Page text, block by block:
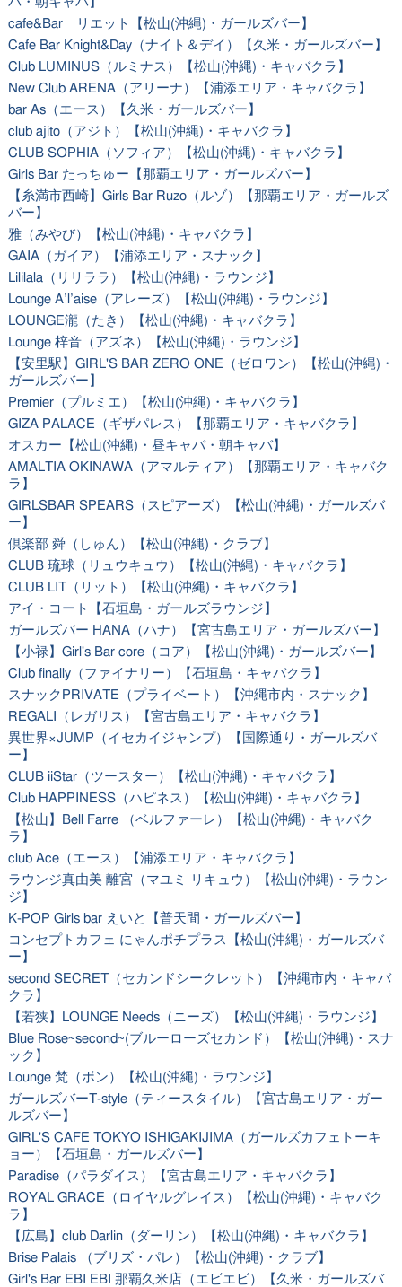
cafe&Bar リエット【松山(沖縄)・ガールズバー】
Cafe Bar Knight&Day（ナイト＆デイ）【久米・ガールズバー】
Club LUMINUS（ルミナス）【松山(沖縄)・キャバクラ】
New Club ARENA（アリーナ）【浦添エリア・キャバクラ】
bar As（エース）【久米・ガールズバー】
club ajito（アジト）【松山(沖縄)・キャバクラ】
CLUB SOPHIA（ソフィア）【松山(沖縄)・キャバクラ】
Girls Bar たっちゅー【那覇エリア・ガールズバー】
【糸満市西崎】Girls Bar Ruzo（ルゾ）【那覇エリア・ガールズ
バー】
雅（みやび）【松山(沖縄)・キャバクラ】
GAIA（ガイア）【浦添エリア・スナック】
Lililala（リリララ）【松山(沖縄)・ラウンジ】
Lounge A’l’aise（アレーズ）【松山(沖縄)・ラウンジ】
LOUNGE瀧（たき）【松山(沖縄)・キャバクラ】
Lounge 梓音（アズネ）【松山(沖縄)・ラウンジ】
【安里駅】GIRL'S BAR ZERO ONE（ゼロワン）【松山(沖縄)・
ガールズバー】
Premier（プルミエ）【松山(沖縄)・キャバクラ】
GIZA PALACE（ギザパレス）【那覇エリア・キャバクラ】
オスカー【松山(沖縄)・昼キャバ・朝キャバ】
AMALTIA OKINAWA（アマルティア）【那覇エリア・キャバク
ラ】
GIRLSBAR SPEARS（スピアーズ）【松山(沖縄)・ガールズバ
ー】
倶楽部 舜（しゅん）【松山(沖縄)・クラブ】
CLUB 琉球（リュウキュウ）【松山(沖縄)・キャバクラ】
CLUB LIT（リット）【松山(沖縄)・キャバクラ】
アイ・コート【石垣島・ガールズラウンジ】
ガールズバー HANA（ハナ）【宮古島エリア・ガールズバー】
【小禄】Girl's Bar core（コア）【松山(沖縄)・ガールズバー】
Club finally（ファイナリー）【石垣島・キャバクラ】
スナックPRIVATE（プライベート）【沖縄市内・スナック】
REGALI（レガリス）【宮古島エリア・キャバクラ】
異世界×JUMP（イセカイジャンプ）【国際通り・ガールズバ
ー】
CLUB iiStar（ツースター）【松山(沖縄)・キャバクラ】
Club HAPPINESS（ハピネス）【松山(沖縄)・キャバクラ】
【松山】Bell Farre （ベルファーレ）【松山(沖縄)・キャバク
ラ】
club Ace（エース）【浦添エリア・キャバクラ】
ラウンジ真由美 離宮（マユミ リキュウ）【松山(沖縄)・ラウン
ジ】
K-POP Girls bar えいと【普天間・ガールズバー】
コンセプトカフェ にゃんポチプラス【松山(沖縄)・ガールズバ
ー】
second SECRET（セカンドシークレット）【沖縄市内・キャバ
クラ】
【若狭】LOUNGE Needs（ニーズ）【松山(沖縄)・ラウンジ】
Blue Rose~second~(ブルーローズセカンド）【松山(沖縄)・スナ
ック】
Lounge 梵（ボン）【松山(沖縄)・ラウンジ】
ガールズバーT-style（ティースタイル）【宮古島エリア・ガー
ルズバー】
GIRL'S CAFE TOKYO ISHIGAKIJIMA（ガールズカフェトーキ
ョー）【石垣島・ガールズバー】
Paradise（パラダイス）【宮古島エリア・キャバクラ】
ROYAL GRACE（ロイヤルグレイス）【松山(沖縄)・キャバク
ラ】
【広島】club Darlin（ダーリン）【松山(沖縄)・キャバクラ】
Brise Palais （ブリズ・パレ）【松山(沖縄)・クラブ】
Girl's Bar EBI EBI 那覇久米店（エビエビ）【久米・ガールズバ